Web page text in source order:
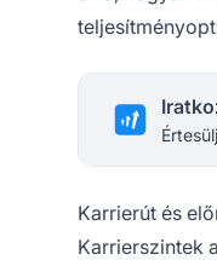
Karrierút és
Karrierszintek